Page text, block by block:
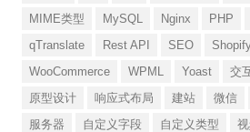
MIME类型
MySQL Nginx PHP
qTranslate
Rest API SEO
WooCommerce
WPML Yoast 交
原型设计
响应式布局 建站 微信
服务器
自定义字段 自定义类型